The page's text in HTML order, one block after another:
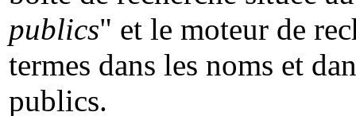
publics" et le moteur de
termes dans les noms et
publics.